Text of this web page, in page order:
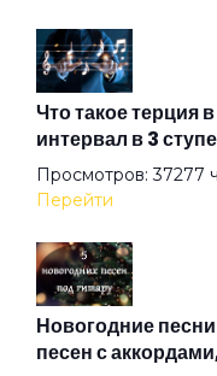
Василиск
Вернемся в Питер
Война
Что такое
интервал в 3
Просмотров: 37277
Перейти
Новогодние
песен с